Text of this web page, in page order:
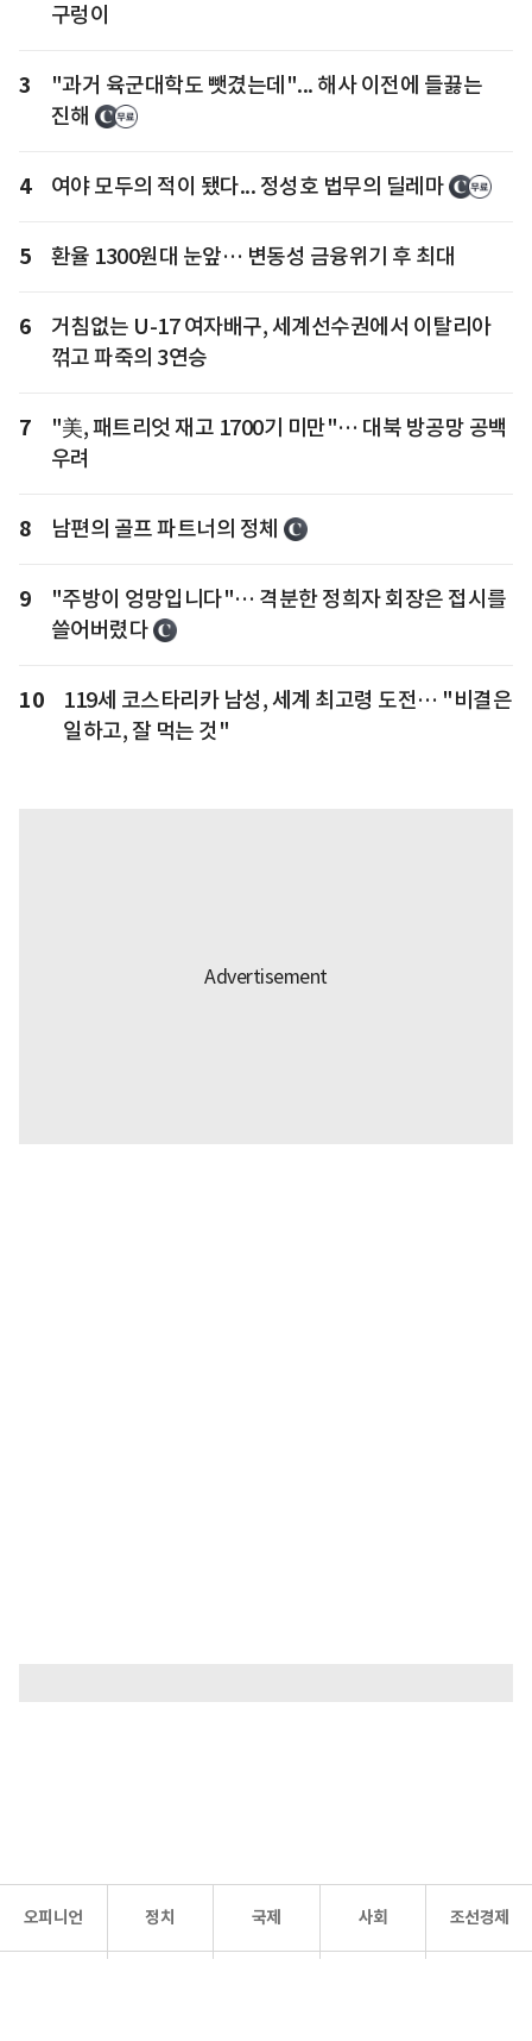
구렁이
3
"과거 육군대학도 뺏겼는데"... 해사 이전에 들끓는
진해
4 여야 모두의 적이 됐다... 정성호 법무의 딜레마
5 환율 1300원대 눈앞… 변동성 금융위기 후 최대
6
거침없는 U-17 여자배구, 세계선수권에서 이탈리아
꺾고 파죽의 3연승
7
"美, 패트리엇 재고 1700기 미만"… 대북 방공망 공백
우려
8 남편의 골프 파트너의 정체
9
"주방이 엉망입니다"… 격분한 정희자 회장은 접시를
쓸어버렸다
10
119세 코스타리카 남성, 세계 최고령 도전… "비결은
일하고, 잘 먹는 것"
오피니언 정치 국제 사회 조선경제